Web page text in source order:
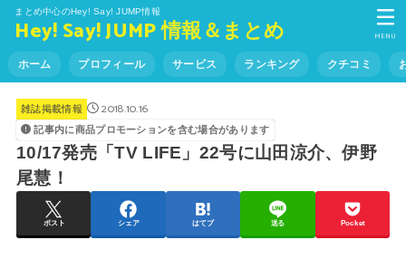
まとめ中心のHey! Say! JUMP情報
Hey! Say! JUMP 情報＆まとめ
ホーム プロフィール サービス ランキング クチコミ
MENU
雑誌掲載情報 2018.10.16
記事内に商品プロモーションを含む場合があります
10/17発売「TV LIFE」22号に山田涼介、伊野
尾慧！
ポスト シェア はてブ 送る Pocket